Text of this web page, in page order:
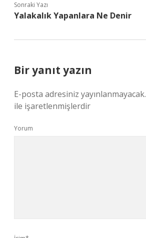
Sonraki Yazı
Yalakalık Yapanlara Ne Denir
Bir yanıt yazın
E-posta adresiniz yayınlanmayacak.
ile işaretlenmişlerdir
Yorum